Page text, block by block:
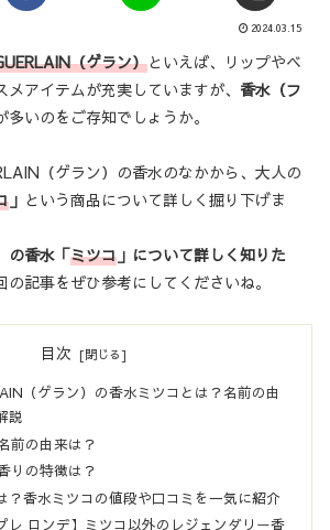
2024.03.15
（ゲラン）といえば、リップやベ
アイテムが充実していますが、 香水（フ
多いのをご存知でしょうか。
（ゲラン）の香水のなかから、大人の
」 という商品について詳しく掘り下げま
の香水「ミツコ 」について詳しく知りた
の記事をぜひ参考にしてくださいね。
目次
（ゲラン）の香水ミツコとは？名前の由
説
前の由来は？
りの特徴は？
？香水ミツコの値段や口コミを一気に紹介
レ ロンデ】ミツコ以外のレジェンダリー香